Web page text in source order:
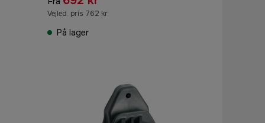
Vejled. pris 762 kr
På lager